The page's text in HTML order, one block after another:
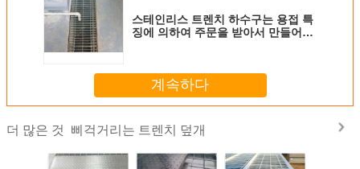
스테인리스 트렌치 하수구는 용접 특
징에 의하여 주문을 받아서 만들어진
계속하다
더 많은 것 삐걱거리는 트렌치 덮개